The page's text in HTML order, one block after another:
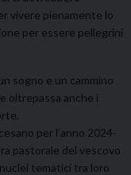
vivere pienamente lo
per essere pellegrini
sogno e un cammino
oltrepassa anche i
per l’anno 2024-
pastorale del vescovo
tematici tra loro